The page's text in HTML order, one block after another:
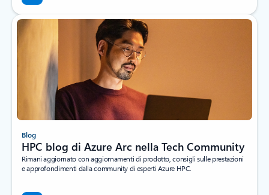
Blog
HPC blog di Azure Arc nella Tech Community
Rimani aggiornato con aggiornamenti di prodotto, consigli sulle prestazioni
e approfondimenti dalla community di esperti Azure HPC.